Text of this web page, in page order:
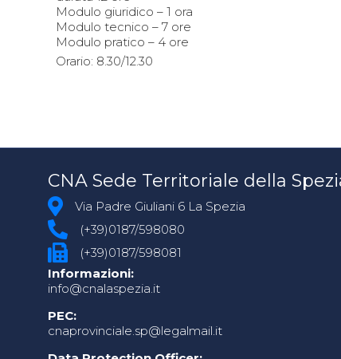
Modulo giuridico – 1 ora
Modulo tecnico – 7 ore
Modulo pratico – 4 ore
Orario: 8.30/12.30
CNA Sede Territoriale della
Via Padre Giuliani 6 La Spezia
(+39)0187/598080
(+39)0187/598081
Informazioni:
info@cnalaspezia.it
PEC:
cnaprovinciale.sp@legalmail.it